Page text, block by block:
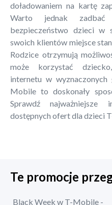
doładowaniem na kartę
Warto jednak
bezpieczeństwo dzieci w
swoich klientów miejsce
Rodzice otrzymują
może korzystać
internetu w
Mobile to doskonały
Sprawdź
dostępnych ofert dla dzieci
Te promocje
Black Week w T-Mobile -